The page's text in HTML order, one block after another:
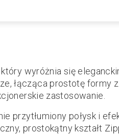
wyróżnia się
łącząca prostotę formy
zastosowanie.
przytłumiony połysk i
prostokątny kształt